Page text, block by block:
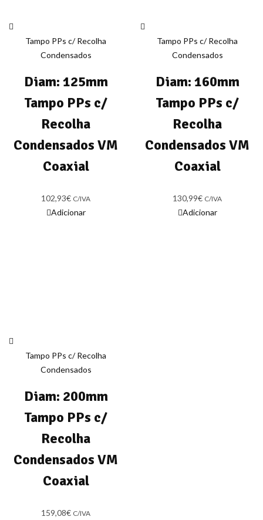
Tampo PPs c/ Recolha
Condensados
Diam: 125mm
Tampo PPs c/
Recolha
Condensados VM
Coaxial
102,93€ C/IVA
Adicionar
Tampo PPs c/ Recolha
Condensados
Diam: 160mm
Tampo PPs c/
Recolha
Condensados VM
Coaxial
130,99€ C/IVA
Adicionar
Tampo PPs c/ Recolha
Condensados
Diam: 200mm
Tampo PPs c/
Recolha
Condensados VM
Coaxial
159,08€ C/IVA